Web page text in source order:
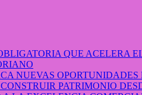
PATRIMONIO